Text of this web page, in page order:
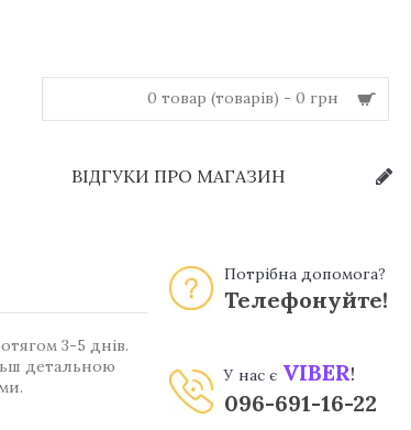
0 товар (товарів) - 0 грн
ВІДГУКИ ПРО МАГАЗИН
Потрібна допомога?
Телефонуйте!
У нас є VIBER!
096-691-16-22
3-5 днів.
детальною